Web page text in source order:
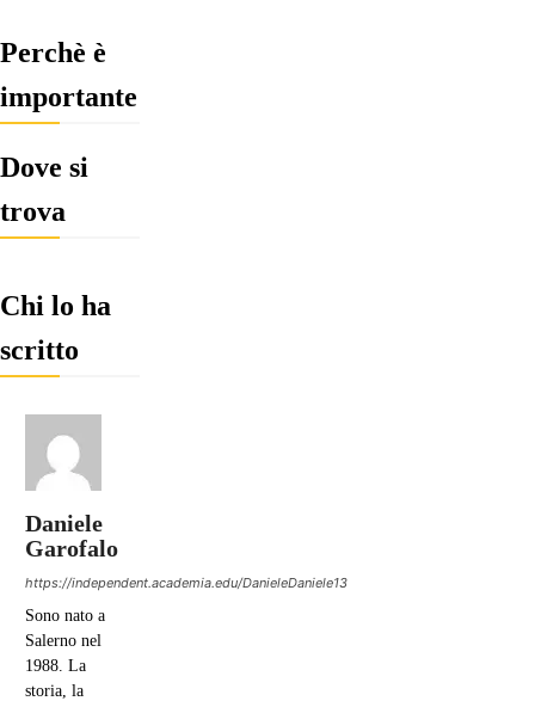
Perchè è
importante
Dove si
trova
Chi lo ha
scritto
Daniele
Garofalo
https://independent.academia.edu/DanieleDaniele13
Sono nato a
Salerno nel
1988. La
storia, la